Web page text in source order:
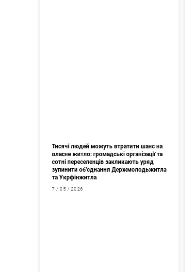
Тисячі людей можуть втратити шанс на
власне житло: громадські організації та
сотні переселенців закликають уряд
зупинити об’єднання Держмолодьжитла
та Укрфінжитла
7 / 05 / 2026